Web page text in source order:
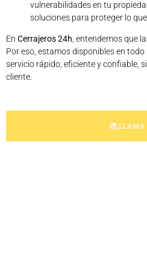
vulnerabilidades en tu
soluciones para proteger lo
En Cerrajeros 24h, entendemos que
Por eso, estamos disponibles en
servicio rápido, eficiente y confiable,
cliente.
¡LLAMA